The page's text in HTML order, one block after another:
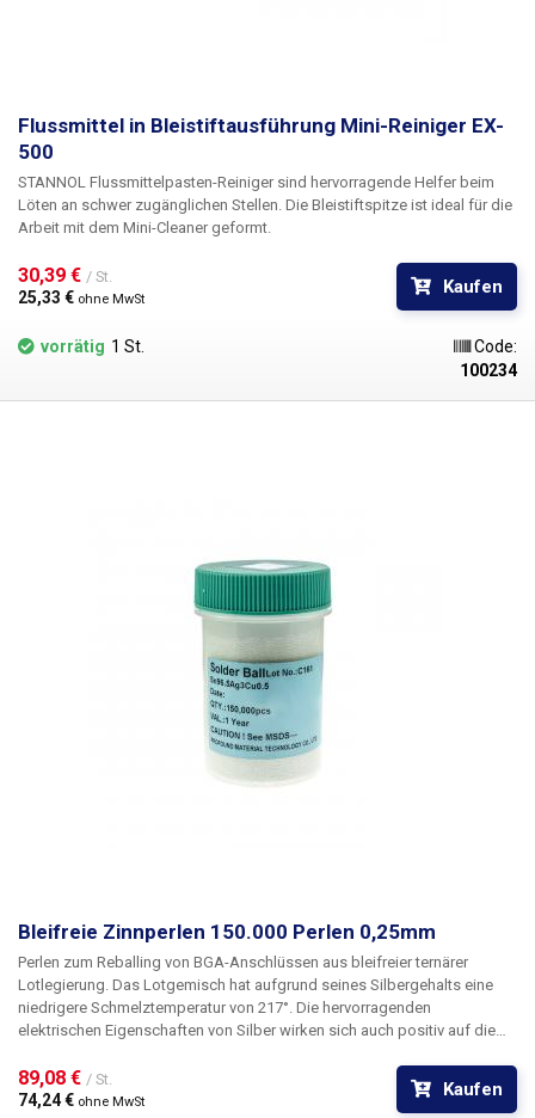
Flussmittel in Bleistiftausführung Mini-Reiniger EX-
500
STANNOL Flussmittelpasten-Reiniger sind hervorragende Helfer beim
Löten an schwer zugänglichen Stellen. Die Bleistiftspitze ist ideal für die
Arbeit mit dem Mini-Cleaner geformt.
30,39 € / St.
25,33 € ohne MwSt
Kaufen
vorrätig 1 St.
Code:
100234
Bleifreie Zinnperlen 150.000 Perlen 0,25mm
Perlen zum Reballing von BGA-Anschlüssen aus bleifreier ternärer
Lotlegierung. Das Lotgemisch hat aufgrund seines Silbergehalts eine
niedrigere Schmelztemperatur von 217°. Die hervorragenden
elektrischen Eigenschaften von Silber wirken sich auch positiv auf die
Festigkeit der Verbindung.
89,08 € / St.
74,24 € ohne MwSt
Kaufen